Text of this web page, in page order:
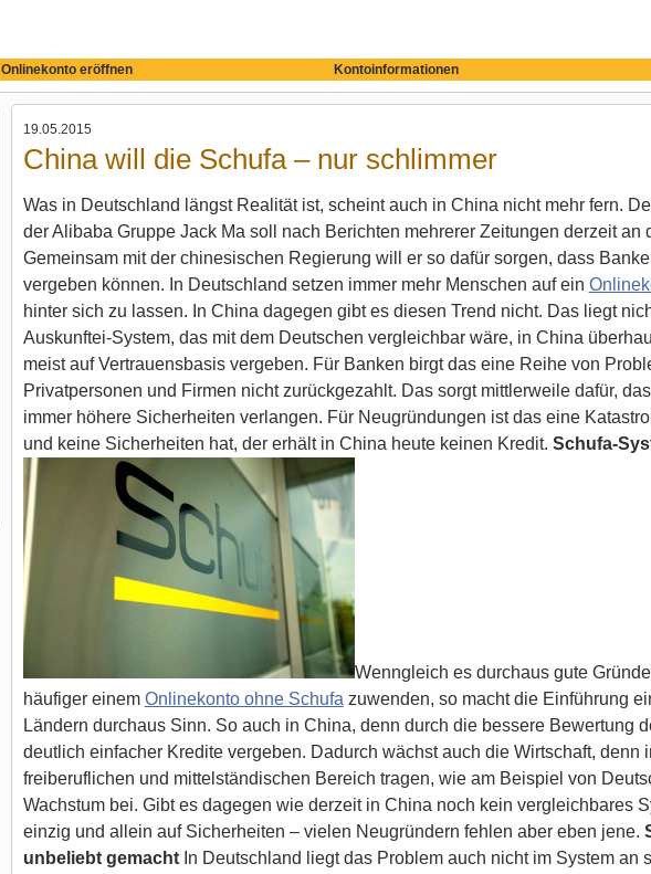
Onlinekonto eröffnen Kontoinformationen
19.05.2015
China will die Schufa – nur schlimmer
Was in Deutschland längst Realität ist, scheint auch in China nicht mehr fern.
der Alibaba Gruppe Jack Ma soll nach Berichten mehrerer Zeitungen derzeit an
Gemeinsam mit der chinesischen Regierung will er so dafür sorgen, dass
vergeben können. In Deutschland setzen immer mehr Menschen auf ein
hinter sich zu lassen. In China dagegen gibt es diesen Trend nicht. Das liegt
Auskunftei-System, das mit dem Deutschen vergleichbar wäre, in China
meist auf Vertrauensbasis vergeben. Für Banken birgt das eine Reihe von
Privatpersonen und Firmen nicht zurückgezahlt. Das sorgt mittlerweile dafür,
immer höhere Sicherheiten verlangen. Für Neugründungen ist das eine
und keine Sicherheiten hat, der erhält in China heute keinen Kredit. Schufa-
Wenngleich es durchaus gute
häufiger einem Onlinekonto ohne Schufa zuwenden, so macht die Einführung
Ländern durchaus Sinn. So auch in China, denn durch die bessere Bewertung
deutlich einfacher Kredite vergeben. Dadurch wächst auch die Wirtschaft, denn
freiberuflichen und mittelständischen Bereich tragen, wie am Beispiel von
Wachstum bei. Gibt es dagegen wie derzeit in China noch kein vergleichbares
einzig und allein auf Sicherheiten – vielen Neugründern fehlen aber eben jene.
unbeliebt gemachtIn Deutschland liegt das Problem auch nicht im System an